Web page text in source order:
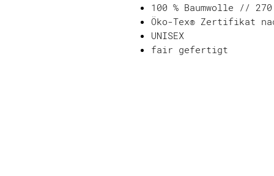
100 % Baumwolle // 270
Öko-Tex® Zertifikat
UNISEX
fair gefertigt